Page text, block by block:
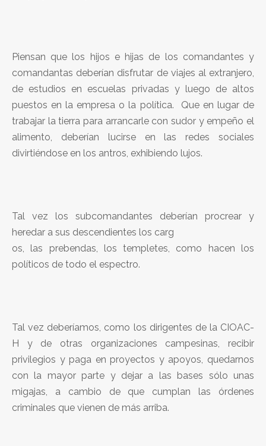
Piensan que los hijos e hijas de los comandantes y
comandantas deberían disfrutar de viajes al extranjero,
de estudios en escuelas privadas y luego de altos
puestos en la empresa o la política. Que en lugar de
trabajar la tierra para arrancarle con sudor y empeño el
alimento, deberían lucirse en las redes sociales
divirtiéndose en los antros, exhibiendo lujos.
Tal vez los subcomandantes deberían procrear y
heredar a sus descendientes los carg
os, las prebendas, los templetes, como hacen los
políticos de todo el espectro.
Tal vez deberíamos, como los dirigentes de la CIOAC-
H y de otras organizaciones campesinas, recibir
privilegios y paga en proyectos y apoyos, quedarnos
con la mayor parte y dejar a las bases sólo unas
migajas, a cambio de que cumplan las órdenes
criminales que vienen de más arriba.